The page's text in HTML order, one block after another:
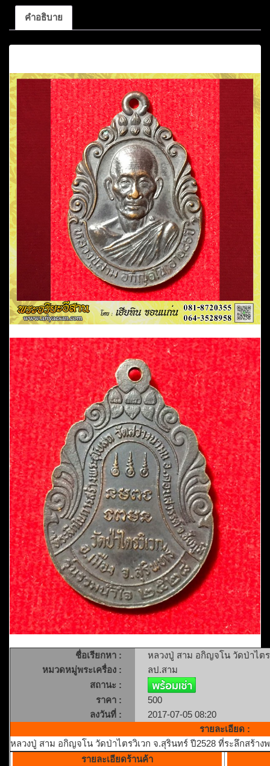
คำอธิบาย
ชื่อเรียกหา :
หลวงปู่ สาม อกิญจโน วัดป่าไตร
หมวดหมู่พระเครื่อง :
ลป.สาม
สถานะ :
ราคา :
500
ลงวันที่ :
2017-07-05 08:20
รายละเอียด :
หลวงปู่ สาม อกิญจโน วัดป่าไตรวิเวก จ.สุรินทร์ ปี2528 ที่ระลึกสร้า
รายละเอียดร้านค้า